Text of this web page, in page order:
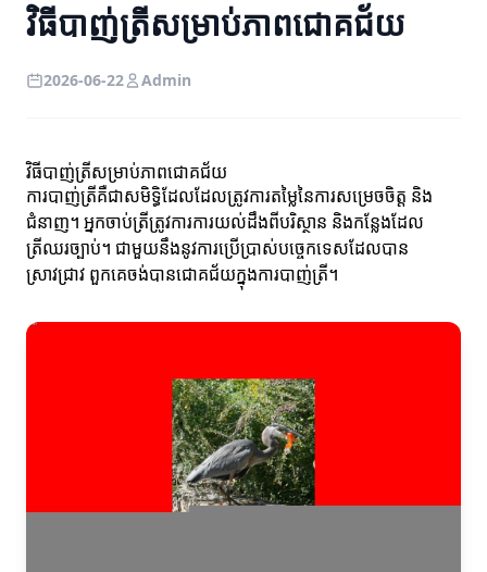
វិធីបាញ់ត្រីសម្រាប់ភាពជោគជ័យ
2026-06-22 Admin
វិធីបាញ់ត្រីសម្រាប់ភាពជោគជ័យ
ការបាញ់ត្រីគឺជាសមិទ្ធិដែលដែលត្រូវការតម្លៃនៃការសម្រេចចិត្ត និង
ជំនាញ។ អ្នកចាប់ត្រីត្រូវការការយល់ដឹងពីបរិស្ថាន និងកន្លែងដែល
ត្រីឈរច្បាប់។ ជាមួយនឹងនូវការប្រើប្រាស់បច្ចេកទេសដែលបាន
ស្រាវជ្រាវ ពួកគេចង់បានជោគជ័យក្នុងការបាញ់ត្រី។